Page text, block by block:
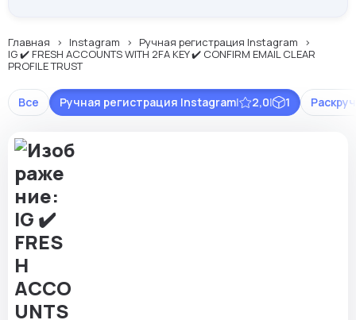
Главная Instagram
Ручная регистрация Instagram
IG ✔️ FRESH ACCOUNTS WITH 2FA KEY ✔️ CONFIRM EMAIL CLEAR
PROFILE TRUST
Все Ручная регистрация Instagram| 2,0| 1